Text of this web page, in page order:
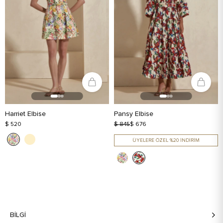
Harriet Elbise
$ 520
Pansy Elbise
$ 845$ 676
ÜYELERE ÖZEL %20 İNDİRİM
BILGI